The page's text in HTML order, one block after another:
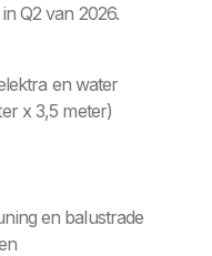
Q2 van 2026.
en water
x 3,5 meter)
en balustrade